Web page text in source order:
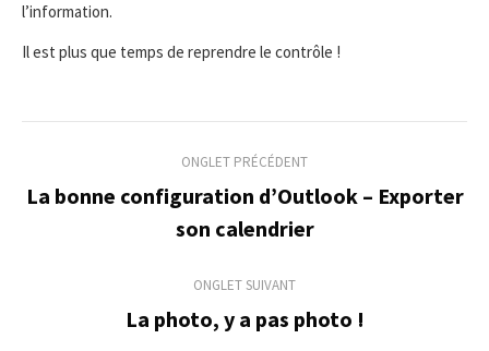
l’information.
Il est plus que temps de reprendre le contrôle !
de
commentaire
ONGLET PRÉCÉDENT
Onglet
précédent
La bonne configuration d’Outlook – Exporter
son calendrier
ONGLET SUIVANT
Onglet
La photo, y a pas photo !